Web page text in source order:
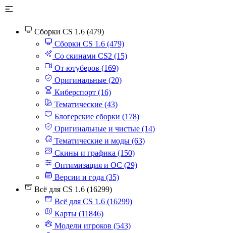
Сборки CS 1.6 (479)
Сборки CS 1.6 (479)
Со скинами CS2 (15)
От ютуберов (169)
Оригинальные (20)
Киберспорт (16)
Тематические (43)
Блогерские сборки (178)
Оригинальные и чистые (14)
Тематические и моды (63)
Скины и графика (150)
Оптимизация и ОС (29)
Версии и года (35)
Всё для CS 1.6 (16299)
Всё для CS 1.6 (16299)
Карты (11846)
Модели игроков (543)